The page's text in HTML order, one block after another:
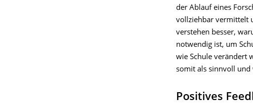
der Ablauf eines
vollziehbar vermittelt
verstehen besser,
notwendig ist, um
wie Schule verändert
somit als sinnvoll und
Positives